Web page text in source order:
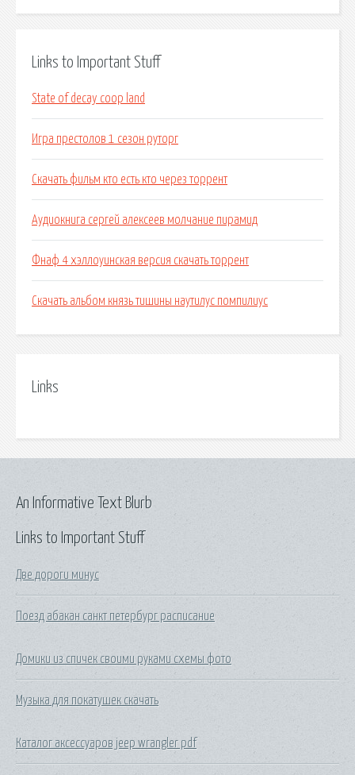
Links to Important Stuff
State of decay coop land
Игра престолов 1 сезон руторг
Скачать фильм кто есть кто через торрент
Аудиокнига сергей алексеев молчание пирамид
Фнаф 4 хэллоуинская версия скачать торрент
Скачать альбом князь тишины наутилус помпилиус
Links
Links to Important Stuff
Две дороги минус
Поезд абакан санкт петербург расписание
Домики из спичек своими руками схемы фото
Музыка для покатушек скачать
Каталог аксессуаров jeep wrangler pdf
An Informative Text Blurb